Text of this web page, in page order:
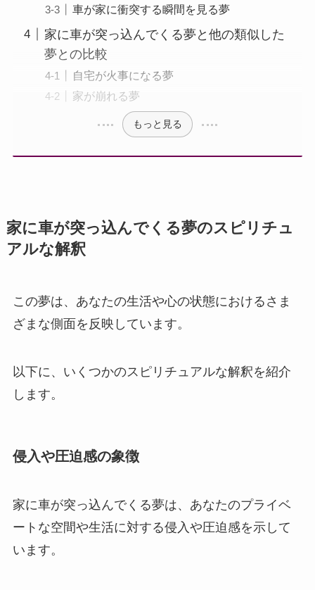
車が家に衝突する瞬間を見る夢
家に車が突っ込んでくる夢と他の類似した
夢との比較
自宅が火事になる夢
家が崩れる夢
もっと見る
家に車が突っ込んでくる夢のスピリチュ
アルな解釈
この夢は、あなたの生活や心の状態におけるさま
ざまな側面を反映しています。
以下に、いくつかのスピリチュアルな解釈を紹介
します。
侵入や圧迫感の象徴
家に車が突っ込んでくる夢は、あなたのプライベ
ートな空間や生活に対する侵入や圧迫感を示して
います。